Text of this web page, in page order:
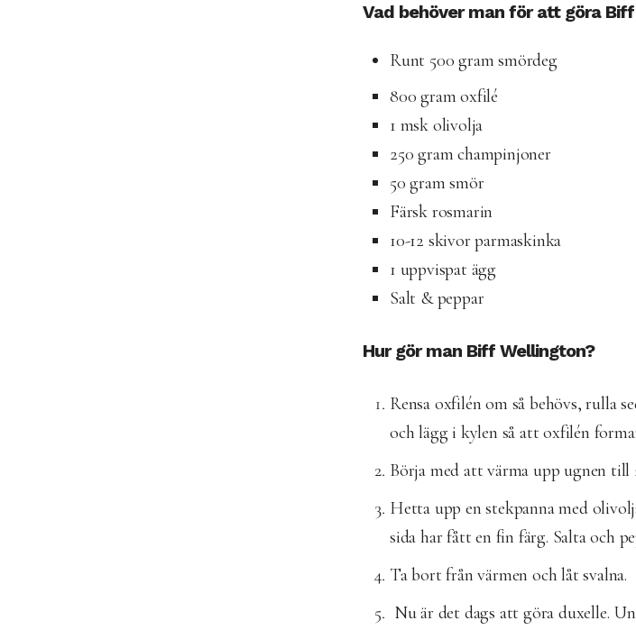
Vad behöver man för att göra
Runt 500 gram smördeg
800 gram oxfilé
1 msk olivolja
250 gram champinjoner
50 gram smör
Färsk rosmarin
10-12 skivor parmaskinka
1 uppvispat ägg
Salt & peppar
Hur gör man Biff Wellington?
Rensa oxfilén om så behövs, rulla
och lägg i kylen så att oxfilén
Börja med att värma upp ugnen till
Hetta upp en stekpanna med
sida har fått en fin färg. Salta och
Ta bort från värmen och låt svalna.
Nu är det dags att göra duxelle.